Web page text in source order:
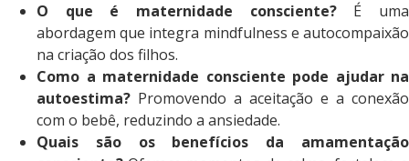
O que é maternidade consciente?É uma
abordagem que integra mindfulness e autocompaixão
na criação dos filhos.
Como a maternidade consciente pode ajudar na
autoestima? Promovendo a aceitação e a conexão
com o bebê, reduzindo a ansiedade.
Quais são os benefícios da amamentação